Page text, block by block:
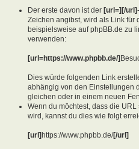
Der erste davon ist der [url=][/url]
Zeichen angibst, wird als Link für
beispielsweise auf phpBB.de zu
verwenden:
[url=https://www.phpbb.de/]
Dies würde folgenden Link
abhängig von den Einstellungen
gleichen oder in einem neuen
Wenn du möchtest, dass die
wird, kannst du dies wie folgt
[url]https://www.phpbb.de/[/url]